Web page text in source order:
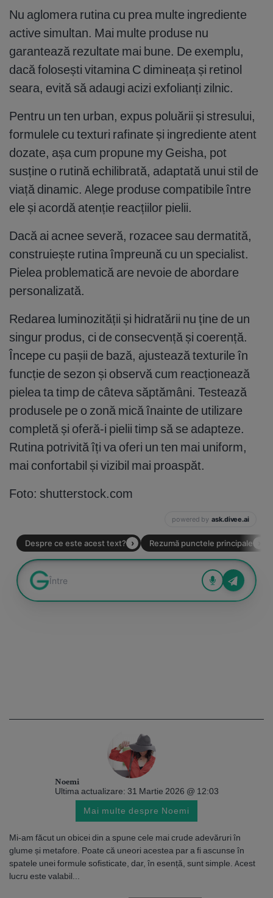
Nu aglomera rutina cu prea multe ingrediente
active simultan. Mai multe produse nu
garantează rezultate mai bune. De exemplu,
dacă folosești vitamina C dimineața și retinol
seara, evită să adaugi acizi exfolianți zilnic.
Pentru un ten urban, expus poluării și stresului,
formulele cu texturi rafinate și ingrediente atent
dozate, așa cum propune my Geisha, pot
susține o rutină echilibrată, adaptată unui stil de
viață dinamic. Alege produse compatibile între
ele și acordă atenție reacțiilor pielii.
Dacă ai acnee severă, rozacee sau dermatită,
construiește rutina împreună cu un specialist.
Pielea problematică are nevoie de abordare
personalizată.
Redarea luminozității și hidratării nu ține de un
singur produs, ci de consecvență și coerență.
Începe cu pașii de bază, ajustează texturile în
funcție de sezon și observă cum reacționează
pielea ta timp de câteva săptămâni. Testează
produsele pe o zonă mică înainte de utilizare
completă și oferă-i pielii timp să se adapteze.
Rutina potrivită îți va oferi un ten mai uniform,
mai confortabil și vizibil mai proaspăt.
Foto: shutterstock.com
Noemi
Ultima actualizare: 31 Martie 2026 @ 12:03
Mai multe despre Noemi
Mi-am făcut un obicei din a spune cele mai crude adevăruri în
glume și metafore. Poate că uneori acestea par a fi ascunse în
spatele unei formule sofisticate, dar, în esență, sunt simple. Acest
lucru este valabil...